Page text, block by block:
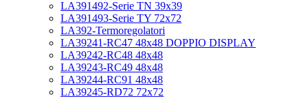
LA391492-Serie TN 39x39
LA391493-Serie TY 72x72
LA392-Termoregolatori
LA39241-RC47 48x48 DOPPIO DISPLAY
LA39242-RC48 48x48
LA39243-RC49 48x48
LA39244-RC91 48x48
LA39245-RD72 72x72